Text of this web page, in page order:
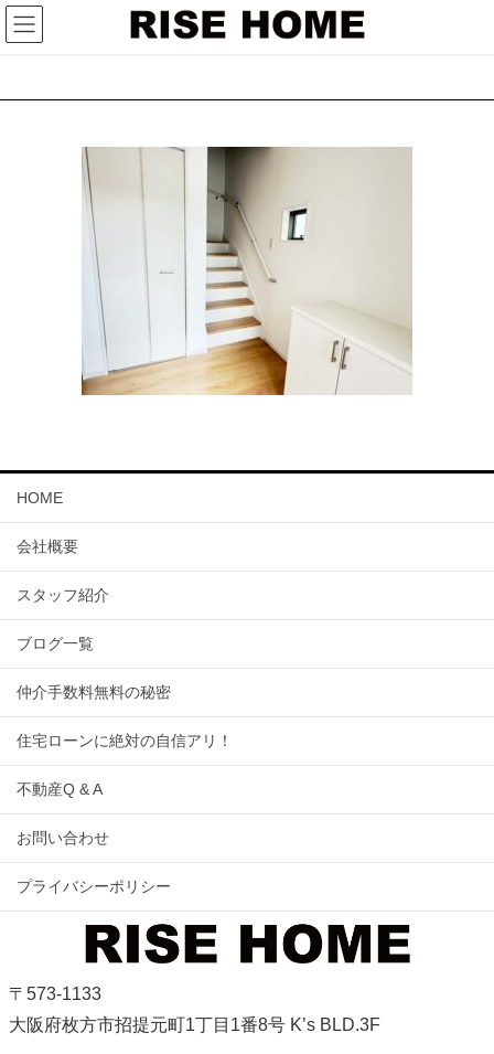
HOME
会社概要
スタッフ紹介
ブログ一覧
仲介手数料無料の秘密
住宅ローンに絶対の自信アリ！
不動産Q & A
お問い合わせ
プライバシーポリシー
〒573-1133
大阪府枚方市招提元町1丁目1番8号 K’s BLD.3F